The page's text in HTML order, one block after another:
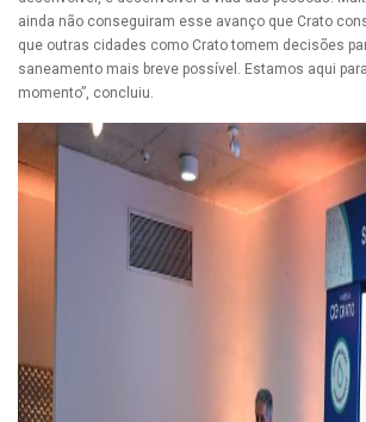
ainda não conseguiram esse avanço que Crato
que outras cidades como Crato tomem decisões
saneamento mais breve possível. Estamos aqui
momento”, concluiu.